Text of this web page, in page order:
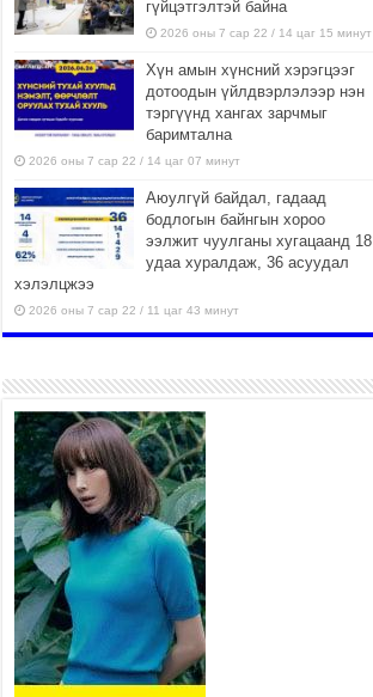
гүйцэтгэлтэй байна
2026 оны 7 сар 22 / 14 цаг 15 минут
Хүн амын хүнсний хэрэгцээг
дотоодын үйлдвэрлэлээр нэн
тэргүүнд хангах зарчмыг
баримтална
2026 оны 7 сар 22 / 14 цаг 07 минут
Аюулгүй байдал, гадаад
бодлогын байнгын хороо
ээлжит чуулганы хугацаанд 18
удаа хуралдаж, 36 асуудал
хэлэлцжээ
2026 оны 7 сар 22 / 11 цаг 43 минут
боломжтой-Хүүхэд хөгжүүлэх
төв” байгуулах төсөлд төр,
хувийн хэвшлийн түншлэлийн хүрээнд хамтран
ажиллахыг урьж байна
2026 оны 7 сар 22 / 9 цаг 28 минут
Б.Пүрэвдагва: “Урт цагаан”-ыг
залуучууд чөлөөт цагаа
өнгөрүүлдэг, жуулчид зорьж
ирдэг цэг болгоно
2026 оны 7 сар 21 / 16 цаг 47 минут
Тусгай замын автобус /BRT/ төслийн удирдах
хорооны ээлжит хуралдаан боллоо